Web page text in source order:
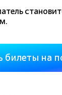
билеты на